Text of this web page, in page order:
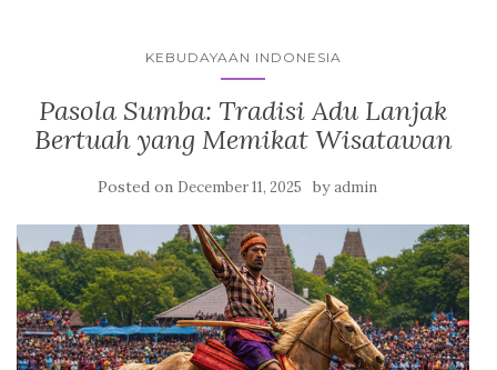
KEBUDAYAAN INDONESIA
Pasola Sumba: Tradisi Adu Lanjak
Bertuah yang Memikat Wisatawan
Posted on December 11, 2025 byadmin